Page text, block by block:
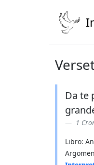
Da te
1
Libro: